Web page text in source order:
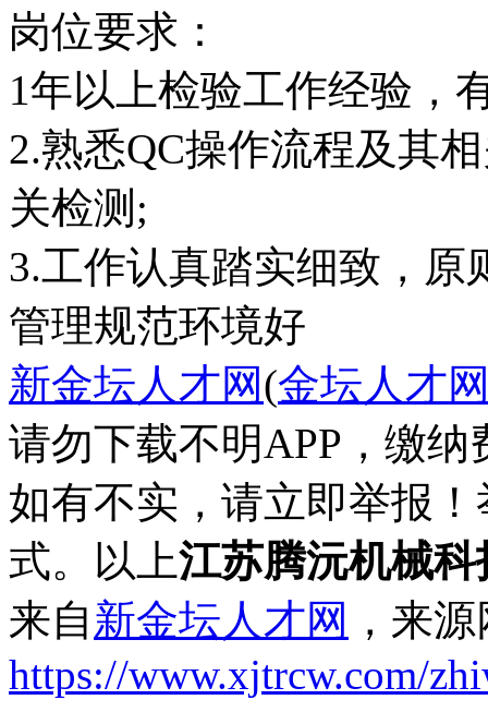
岗位要求：
1年以上检验工作经验，
2.熟悉QC操作流程及其
关检测;
3.工作认真踏实细致，原
管理规范环境好
新金坛人才网(金坛人才
请勿下载不明APP，缴
如有不实，请立即举报
式。以上江苏腾沅机械
来自新金坛人才网 ，来
https://www.xjtrcw.com/